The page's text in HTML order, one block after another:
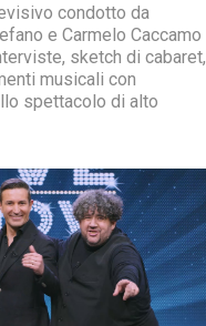
condotto da
e Carmelo Caccamo
sketch di cabaret,
musicali con
spettacolo di alto